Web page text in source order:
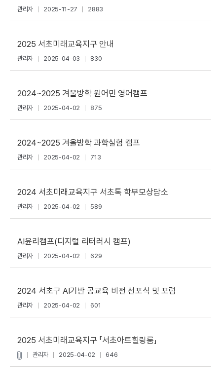
관리자 2025-11-27 2883
2025 서초미래교육지구 안내
관리자 2025-04-03 830
2024~2025 겨울방학 원어민 영어캠프
관리자 2025-04-02 875
2024~2025 겨울방학 과학실험 캠프
관리자 2025-04-02 713
2024 서초미래교육지구 서초톡 학부모상담소
관리자 2025-04-02 589
AI윤리캠프(디지털 리터러시 캠프)
관리자 2025-04-02 629
2024 서초구 AI기반 공교육 비전 선포식 및 포럼
관리자 2025-04-02 601
2025 서초미래교육지구 「서초아트힐링룸」
관리자 2025-04-02 646